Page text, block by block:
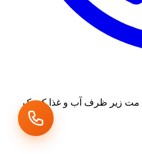
مت زیر ظرف آب و غذا کوچک